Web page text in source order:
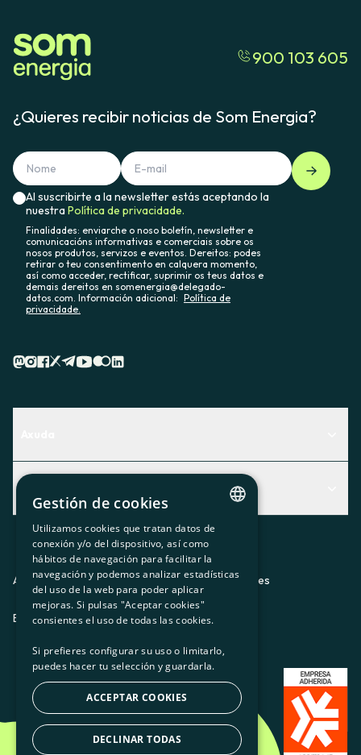
900 103 605
¿Quieres recibir noticias de Som Energia?
Al suscribirte a la newsletter estás aceptando la
nuestraPolítica de privacidade.
Finalidades: enviarche o noso boletín, newsletter e
comunicacións informativas e comerciais sobre os
nosos produtos, servizos e eventos. Dereitos: podes
retirar o teu consentimento en calquera momento,
así como acceder, rectificar, suprimir os teus datos e
demais dereitos en somenergia@delegado-
datos.com. Información adicional: Política de
privacidade.
Descubre qué servicio te encaja mejor
Contacto
Actualidad
O recuncho da socia
Prensa
Trabaja con nosotros
Aviso legalPolítica de privacidadPolítica de cookies
ES CAGLEU
CATALAN
SPANISH
GL
BASQUE
Gestión de cookies
Utilizamos cookies que tratan datos de
conexión y/o del dispositivo, así como
hábitos de navegación para facilitar la
navegación y podemos analizar estadísticas
del uso de la web para poder aplicar
mejoras. Si pulsas "Aceptar cookies"
consientes el uso de todas las cookies.
Si prefieres configurar su uso o limitarlo,
puedes hacer tu selección y guardarla.
ACCEPTAR COOKIES
DECLINAR TODAS